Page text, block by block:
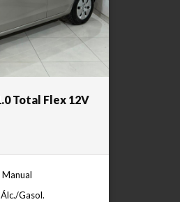
Total Flex 12V
Manual
Álc./Gasol.